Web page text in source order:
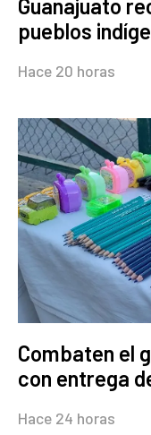
Guanajuato
pueblos
Hace 20 horas
Combaten el
con entrega
Hace 24 horas